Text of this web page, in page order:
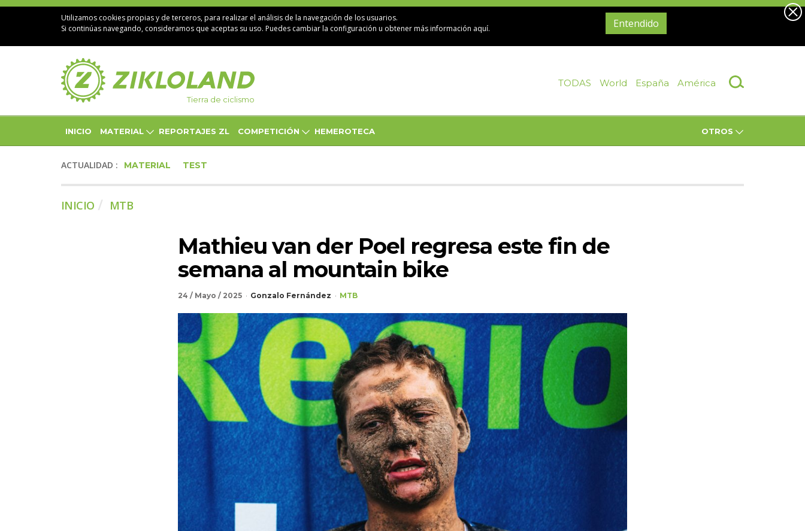
Utilizamos cookies propias y de terceros, para realizar el análisis de la navegación de los usuarios.
Si continúas navegando, consideramos que aceptas su uso. Puedes cambiar la configuración u obtenermás información aquí. Entendido
Tierra de ciclismo
TODAS World España América
INICIO MATERIAL REPORTAJES ZL COMPETICIÓN HEMEROTECA OTROS
ACTUALIDAD : MATERIAL TEST
INICIO MTB
Mathieu van der Poel regresa este fin de
semana al mountain bike
24 / Mayo / 2025 Gonzalo Fernández MTB